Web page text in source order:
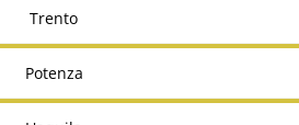
Trento
Potenza